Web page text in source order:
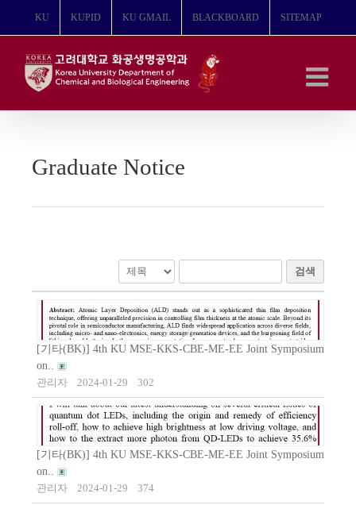
뛰
KU KUPID KU GMAIL BLACKBOARD SITEMAP
Graduate Notice
검색
[기타(BK)] 4th KU MSE-KKS-CBE-ME-EE Joint Symposium
on..
관리자
2024-01-29 302
[기타(BK)] 4th KU MSE-KKS-CBE-ME-EE Joint Symposium
on..
관리자
2024-01-29 374